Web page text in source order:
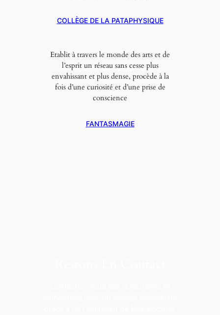
COLLÈGE DE LA PATAPHYSIQUE
Etablit à travers le monde des arts et de
l’esprit un réseau sans cesse plus
envahissant et plus dense, procède à la
fois d’une curiosité et d’une prise de
conscience
FANTASMAGIE